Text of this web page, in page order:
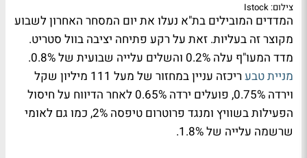
צילום: Istock
המדדים המובילים בת"א נעלו את יום המסחר האחרון לשבוע
מקוצר זה בעליות. זאת על רקע פתיחה יציבה בוול סטריט.
מדד המעו"ף עלה 0.2% והשלים עלייה שבועית של 0.8%.
מניית טבע
ריכזה עניין במחזור של מעל 111 מיליון שקל
וירדה 0.75%, פועלים ירדה 0.65% לאחר הדיווח על חיסול
הפעילות בשוויץ ומנגד פרוטרום טיפסה 2%, כמו גם לאומי
שרשמה עלייה של 1.8%.